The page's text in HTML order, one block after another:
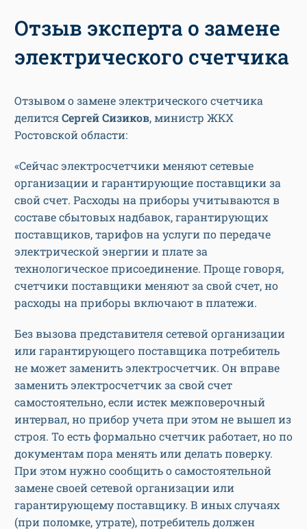
Отзыв эксперта о замене
электрического счетчика
Отзывом о замене электрического счетчика
делитсяСергей Сизиков, министр ЖКХ
Ростовской области:
«Сейчас электросчетчики меняют сетевые
организации и гарантирующие поставщики за
свой счет. Расходы на приборы учитываются в
составе сбытовых надбавок, гарантирующих
поставщиков, тарифов на услуги по передаче
электрической энергии и плате за
технологическое присоединение. Проще говоря,
счетчики поставщики меняют за свой счет, но
расходы на приборы включают в платежи.
Без вызова представителя сетевой организации
или гарантирующего поставщика потребитель
не может заменить электросчетчик. Он вправе
заменить электросчетчик за свой счет
самостоятельно, если истек межповерочный
интервал, но прибор учета при этом не вышел из
строя. То есть формально счетчик работает, но по
документам пора менять или делать поверку.
При этом нужно сообщить о самостоятельной
замене своей сетевой организации или
гарантирующему поставщику. В иных случаях
(при поломке, утрате), потребитель должен